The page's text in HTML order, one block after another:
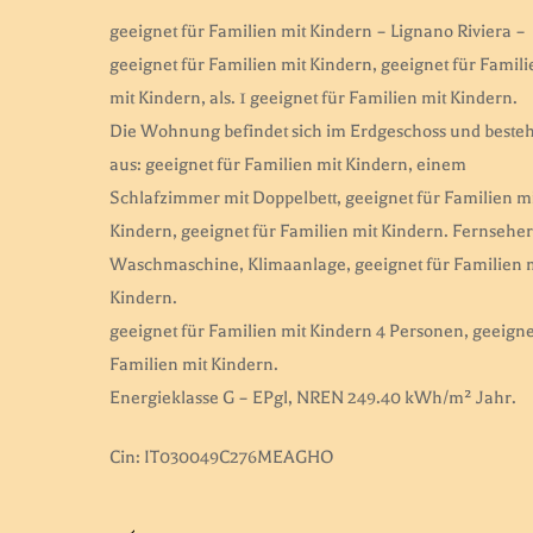
geeignet für Familien mit Kindern – Lignano Riviera –
geeignet für Familien mit Kindern, geeignet für
mit Kindern, als. 1 geeignet für Familien mit Kindern.
Die Wohnung befindet sich im Erdgeschoss und
aus: geeignet für Familien mit Kindern, einem
Schlafzimmer mit Doppelbett, geeignet für Familien
Kindern, geeignet für Familien mit Kindern.
Waschmaschine, Klimaanlage, geeignet für Familien
Kindern.
geeignet für Familien mit Kindern 4 Personen,
Familien mit Kindern.
Energieklasse G – EPgl, NREN 249.40 kWh/m² Jahr.
Cin: IT030049C276MEAGHO